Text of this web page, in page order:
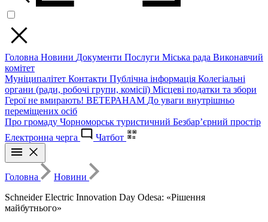
Головна Новини Документи Послуги Міська рада Виконавчий
комітет
Муніципалітет Контакти Публічна інформація Колегіальні
органи (ради, робочі групи, комісії) Місцеві податки та збори
Герої не вмирають! ВЕТЕРАНАМ До уваги внутрішньо
переміщених осіб
Про громаду Чорноморськ туристичний Безбар’єрний простір
Електронна черга
Чатбот
Головна
Новини
Schneider Electric Innovation Day Odesa: «Рішення
майбутнього»